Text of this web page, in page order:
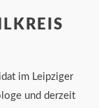
im Leipziger
und derzeit